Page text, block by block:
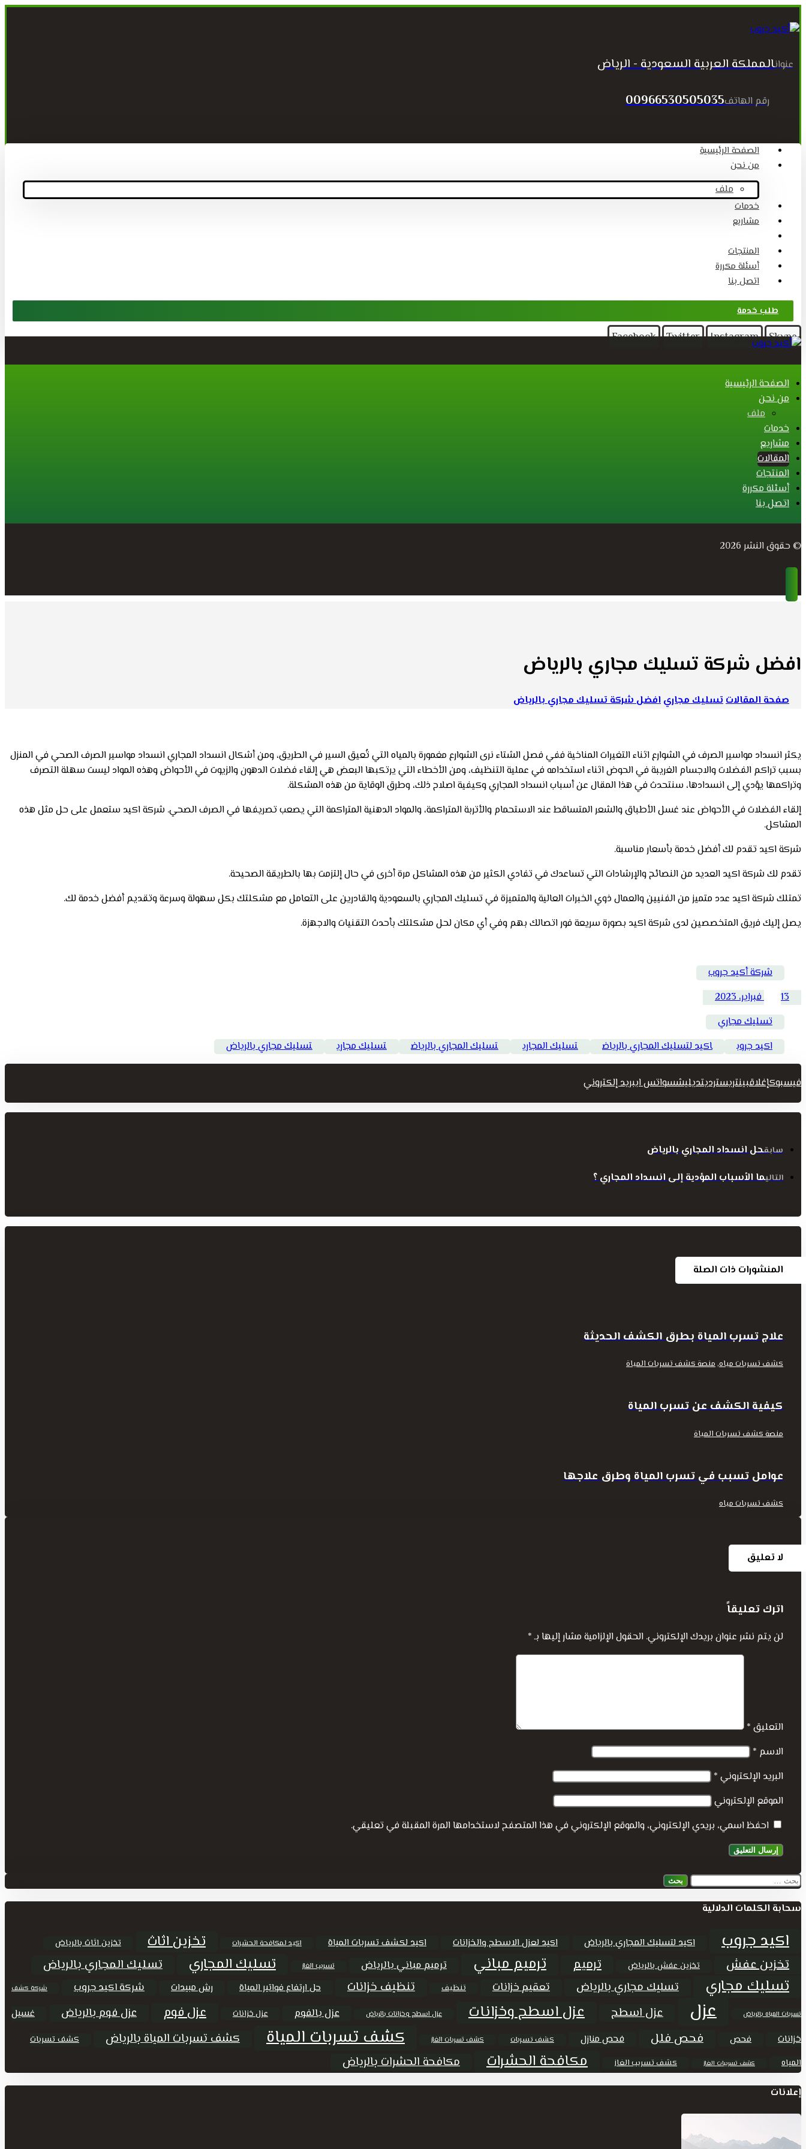
عنوانالمملكة العربية السعودية - الرياض
رقم الهاتف00966530505035
الصفحة الرئيسية
من نحن
ملف
خدمات
مشاريع
المنتجات
أسئلة مكررة
اتصل بنا
طلب خدمة
Facebook Twitter Instagram Skype
الصفحة الرئيسية
من نحن
ملف
خدمات
مشاريع
المقالات
المنتجات
أسئلة مكررة
اتصل بنا
© حقوق النشر 2026
افضل شركة تسليك مجاري بالرياض
صفحة المقالاتتسليك مجاري افضل شركة تسليك مجاري بالرياض
يكثر انسداد مواسير الصرف في الشوارع اثناء التغيرات المناخية ففي فصل الشتاء نرى الشوارع مغمورة بالمياه التي تُعيق السير في الطريق، ومن أشكال انسداد المجاري انسداد مواسير الصرف الصحي في المنزل
بسبب تراكم الفضلات والاجسام الغريبة في الحوض اثناء استخدامه في عملية التنظيف، ومن الأخطاء التي يرتكبها البعض هي إلقاء فضلات الدهون والزيوت في الأحواض وهذه المواد ليست سهلة التصرف
وتراكمها يؤدي إلى انسدادها، سنتحدث في هذا المقال عن أسباب انسداد المجاري وكيفية اصلاح ذلك، وطرق الوقاية من هذه المشكلة.
إلقاء الفضلات في الأحواض عند غسل الأطباق والشعر المتساقط عند الاستحمام والأتربة المتراكمة، والمواد الدهنية المتراكمة التي يصعب تصريفها في الصرف الصحي. شركة اكيد ستعمل على حل مثل هذه
المشاكل.
شركة اكيد تقدم لك أفضل خدمة بأسعار مناسبة.
تقدم لك شركة اكيد العديد من النصائح والإرشادات التي تساعدك في تفادي الكثير من هذه المشاكل مرة أخرى في حال إلتزمت بها بالطريقة الصحيحة.
تمتلك شركة اكيد عدد متميز من الفنيين والعمال ذوي الخبرات العالية والمتميزة في تسليك المجاري بالسعودية والقادرين على التعامل مع مشكلتك بكل سهولة وسرعة وتقديم أفضل خدمة لك.
يصل إليك فريق المتخصصين لدى شركة اكيد بصورة سريعة فور اتصالك بهم وفي أي مكان لحل مشكلتك بأحدث التقنيات والاجهزة.
شركة أكيد جروب
13 فبراير، 2023
تسليك مجاري
اكيد جروب
اكيد لتسليك المجاري بالرياض تسليك المجاري تسليك المجاري بالرياض تسليك مجاري تسليك مجاري بالرياض
فيسبوكإغلاقبينتريسترديتديليشسواتس اببريد إلكتروني
سابقحل انسداد المجاري بالرياض
التاليما الأسباب المؤدية إلى انسداد المجاري ؟
المنشورات ذات الصلة
علاج تسرب المياة بطرق الكشف الحديثة
كشف تسربات مياه,منصة كشف تسربات المياة
كيفية الكشف عن تسرب المياة
منصة كشف تسربات المياة
عوامل تسبب في تسرب المياة وطرق علاجها
كشف تسربات مياه
لا تعليق
اترك تعليقاً
لن يتم نشر عنوان بريدك الإلكتروني. الحقول الإلزامية مشار إليها بـ*
التعليق *
الاسم *
البريد الإلكتروني *
الموقع الإلكتروني
احفظ اسمي، بريدي الإلكتروني، والموقع الإلكتروني في هذا المتصفح لاستخدامها المرة المقبلة في تعليقي.
البحث
سحابة الكلمات الدلالية
اكيد جروب اكيد لتسليك المجاري بالرياض اكيد لعزل الاسطح والخزانات اكيد لكشف تسربات المياة اكيد لمكافحة الحشرات تخزين اثاث تخزين اثاث بالرياض
تخزين عفش تخزين عفش بالرياض ترميم ترميم مباني ترميم مباني بالرياض تسريب الغاز تسليك المجاري تسليك المجاري بالرياض
تسليك مجاري تسليك مجاري بالرياض تعقيم خزانات تنظيف تنظيف خزانات حل ارتفاع فواتير المياة رش مبيدات شركة اكيد جروب شركة كشف
تسربات المياه بالرياض عزل عزل اسطح عزل اسطح وخزانات عزل اسطح وخزانات بالرياض عزل بالفوم عزل خزانات عزل فوم عزل فوم بالرياض
غسيل
خزانات
فحص فحص فلل فحص منازل كشف تسربات كشف تسربات الغاز كشف تسربات المياة كشف تسربات المياة بالرياض
كشف تسربات
المياه
كشف تسريبات الغاز كشف تسريب الغاز مكافحة الحشرات مكافحة الحشرات بالرياض
إعلانات